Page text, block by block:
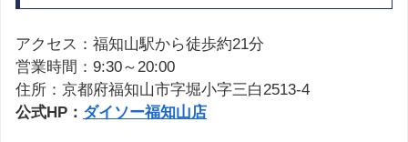
アクセス：福知山駅から徒歩約21分
営業時間：9:30～20:00
住所：京都府福知山市字堀小字三白2513-4
公式HP： ダイソー福知山店